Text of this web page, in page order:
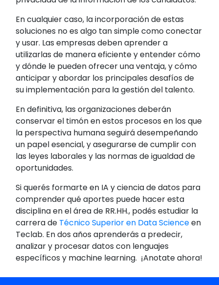
En cualquier caso, la incorporación de estas
soluciones no es algo tan simple como conectar
y usar. Las empresas deben aprender a
utilizarlas de manera eficiente y entender cómo
y dónde le pueden ofrecer una ventaja, y cómo
anticipar y abordar los principales desafíos de
su implementación para la gestión del talento.
En definitiva, las organizaciones deberán
conservar el timón en estos procesos en los que
la perspectiva humana seguirá desempeñando
un papel esencial, y asegurarse de cumplir con
las leyes laborales y las normas de igualdad de
oportunidades.
Si querés formarte en IA yciencia de datos para
comprender qué aportes puede hacer esta
disciplina en el área de RR.HH., podés estudiar la
carrera de Técnico Superior en Data Scienceen
Teclab. En dos años aprenderás a predecir,
analizar y procesar datos con lenguajes
específicos y machine learning. ¡Anotate ahora!